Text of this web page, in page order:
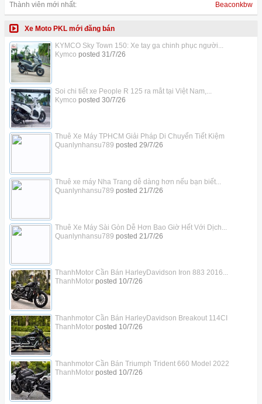
Thành viên mới nhất:
Beaconkbw
Xe Moto PKL mới đăng bán
KYMCO Sky Town 150: Xe tay ga chinh phục người...
Kymco posted 31/7/26
Soi chi tiết xe People R 125 ra mắt tại Việt Nam,...
Kymco posted 30/7/26
Thuê Xe Máy TPHCM Giải Pháp Di Chuyển Tiết Kiệm
Quanlynhansu789 posted 29/7/26
Thuê xe máy Nha Trang dễ dàng hơn nếu bạn biết...
Quanlynhansu789 posted 21/7/26
Thuê Xe Máy Sài Gòn Dễ Hơn Bao Giờ Hết Với Dịch...
Quanlynhansu789 posted 21/7/26
ThanhMotor Cần Bán HarleyDavidson Iron 883 2016...
ThanhMotorposted 10/7/26
Thanhmotor Cần Bán HarleyDavidson Breakout 114CI
ThanhMotorposted 10/7/26
Thanhmotor Cần Bán Triumph Trident 660 Model 2022
ThanhMotorposted 10/7/26